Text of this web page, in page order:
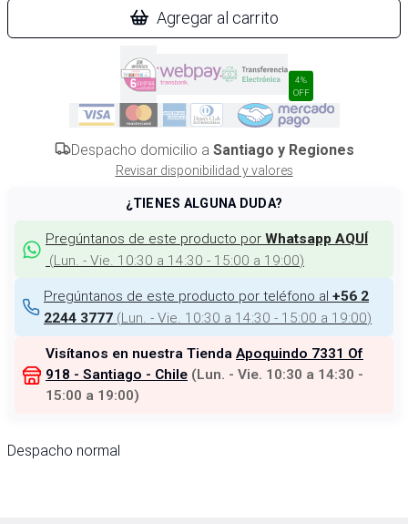
Agregar al carrito
4%
OFF
Despacho domicilio a Santiago y Regiones
Revisar disponibilidad y valores
¿TIENES ALGUNA DUDA?
Pregúntanos de este producto por Whatsapp AQUÍ
(Lun. - Vie. 10:30 a 14:30 - 15:00 a 19:00)
Pregúntanos de este producto por teléfono al +56 2
2244 3777 (Lun. - Vie. 10:30 a 14:30 - 15:00 a 19:00)
Visítanos en nuestra Tienda Apoquindo 7331 Of
918 - Santiago - Chile (Lun. - Vie. 10:30 a 14:30 -
15:00 a 19:00)
Despacho normal